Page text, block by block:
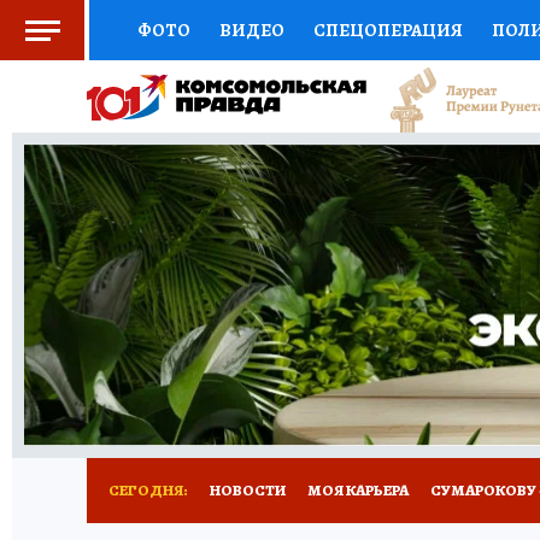
ФОТО ВИДЕО СПЕЦОПЕРАЦИЯ
СОЦПОДДЕРЖКА НАУКА АФИША
ВЫБОР ЭКСПЕРТОВ ДОКТОР
КНИЖНАЯ ПОЛКА ПРОГНОЗЫ НА СПОРТ
ПРЕСС-ЦЕНТР НЕДВИЖИМОСТЬ
РАДИО КП РЕКЛАМА ТЕСТЫ НОВОЕ
СЕГОДНЯ: НОВОСТИ МОЯ КАРЬЕРА СУМАРОКОВУ